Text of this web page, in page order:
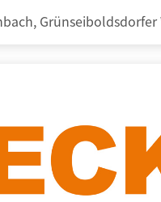
Grünseiboldsdorfer